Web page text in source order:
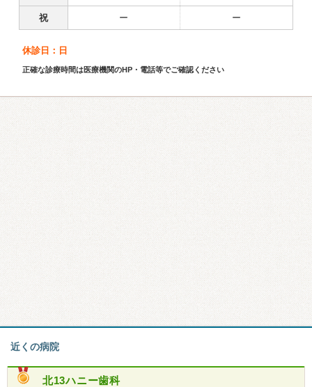
祝 ー ー
休診日：日
正確な診療時間は医療機関のHP・電話等でご確認ください
近くの病院
北13ハニー歯科